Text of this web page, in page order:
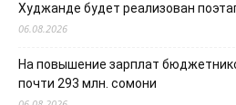
Худжанде будет реализован
06.08.2026
На повышение зарплат
почти 293 млн. сомони